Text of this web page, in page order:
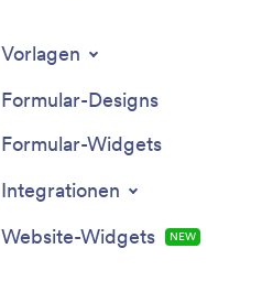
Vorlagen
Formular-Designs
Formular-Widgets
Integrationen
Website-Widgets
NEW